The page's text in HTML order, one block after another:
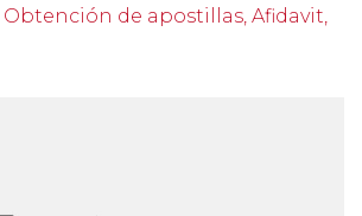
de apostillas, Afidavit,